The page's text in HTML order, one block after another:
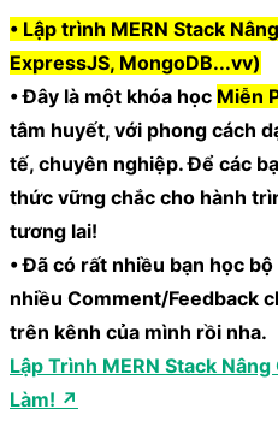
• Lập trình MERN Stack
ExpressJS, MongoDB...vv)
• Đây là một khóa học Miễn
tâm huyết, với phong cách
tế, chuyên nghiệp. Để các
thức vững chắc cho hành
tương lai!
• Đã có rất nhiều bạn học
nhiều Comment/Feedback
trên kênh của mình rồi nha.
Lập Trình MERN Stack
Làm! ↗